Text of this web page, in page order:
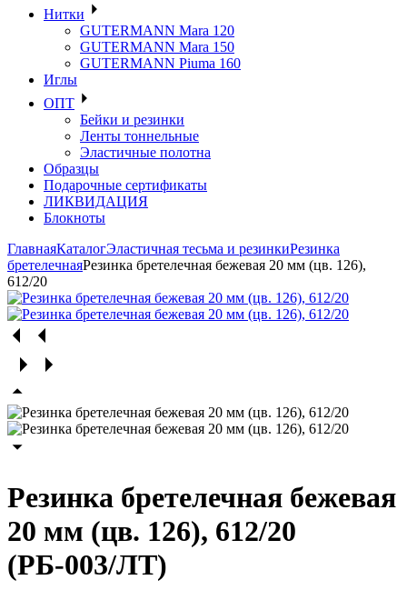
Нитки
GUTERMANN Mara 120
GUTERMANN Mara 150
GUTERMANN Piuma 160
Иглы
ОПТ
Бейки и резинки
Ленты тоннельные
Эластичные полотна
Образцы
Подарочные сертификаты
ЛИКВИДАЦИЯ
Блокноты
ГлавнаяКаталогЭластичная тесьма и резинкиРезинка
бретелечнаяРезинка бретелечная бежевая 20 мм (цв. 126),
612/20
Резинка бретелечная бежевая
20 мм (цв. 126), 612/20
(РБ-003/ЛТ)